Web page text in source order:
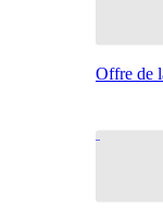
Offre de